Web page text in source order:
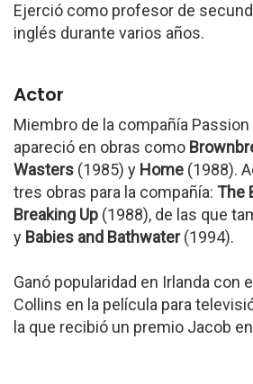
Ejerció como profesor de
inglés durante varios años.
Actor
Miembro de la compañía
apareció en obras como
Wasters (1985) y Home (1988).
tres obras para la compañía: The
Breaking Up (1988), de las que
y Babies and Bathwater(1994).
Ganó popularidad en Irlanda con
Collins en la película para
la que recibió un premio Jacob